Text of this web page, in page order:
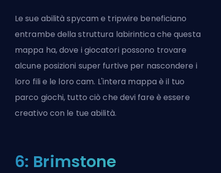
Le sue abilità spycam e tripwire beneficiano
entrambe della struttura labirintica che questa
mappa ha, dove i giocatori possono trovare
alcune posizioni super furtive per nascondere i
loro fili e le loro cam. L'intera mappa è il tuo
parco giochi, tutto ciò che devi fare è essere
creativo con le tue abilità.
6: Brimstone